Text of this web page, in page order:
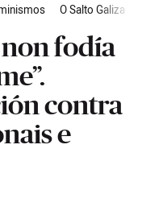
O Salto Galiza
non fodía
contra
e